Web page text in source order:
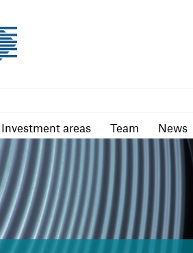
Investment areas Team News